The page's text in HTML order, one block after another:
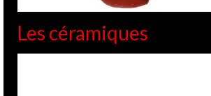
Les céramiques